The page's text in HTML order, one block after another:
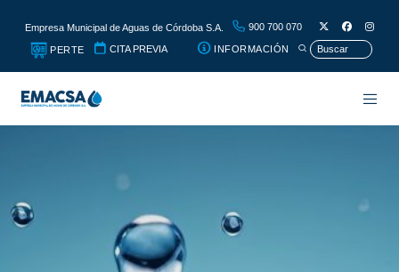
Empresa Municipal de Aguas de Córdoba S.A. 900 700 070
PERTE CITA PREVIA INFORMACIÓN